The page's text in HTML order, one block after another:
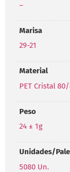
–
Marisa
29-21
Material
PET Cristal
Peso
24 ± 1g
Unidades/
5080 Un.